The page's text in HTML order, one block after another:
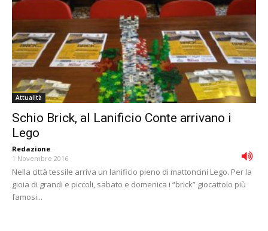
Attualità
Schio Brick, al Lanificio Conte arrivano i
Lego
Redazione -
1 Novembre 2016
Nella città tessile arriva un lanificio pieno di mattoncini Lego. Per la
gioia di grandi e piccoli, sabato e domenica i “brick” giocattolo più
famosi...